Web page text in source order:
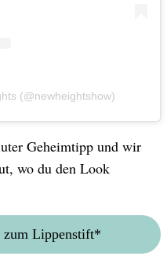
(@newheightshow)
Geheimtipp und wir
wo du den Look
zum Lippenstift*